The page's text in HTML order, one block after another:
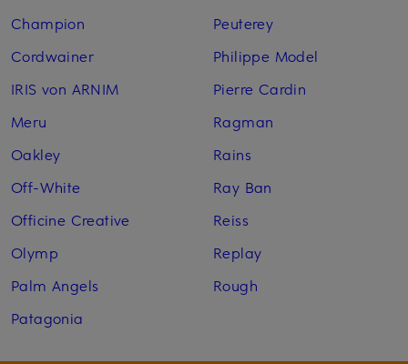
Champion
Cordwainer
IRIS von ARNIM
Meru
Oakley
Off-White
Officine Creative
Olymp
Palm Angels
Patagonia
Peuterey
Philippe Model
Pierre Cardin
Ragman
Rains
Ray Ban
Reiss
Replay
Rough